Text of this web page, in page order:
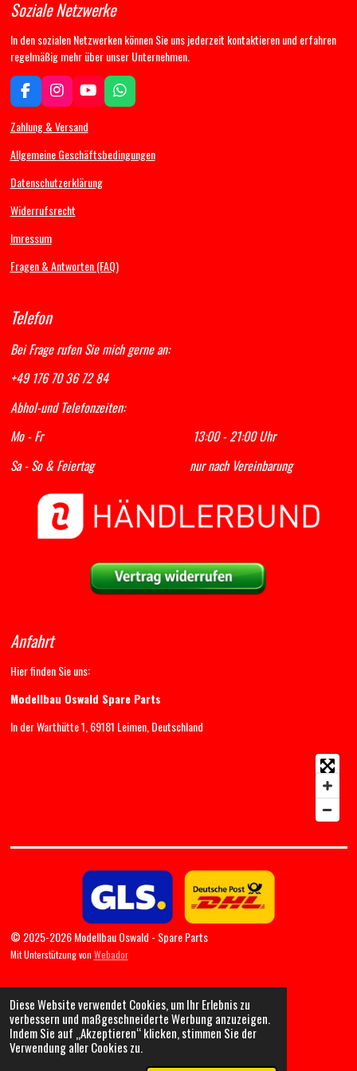
Diese Website verwendet Cookies, um Ihr Erlebnis zu
verbessern und maßgeschneiderte Werbung anzuzeigen.
Indem Sie auf „Akzeptieren“ klicken, stimmen Sie der
Verwendung aller Cookies zu.
Soziale Netzwerke
In den sozialen Netzwerken können Sie uns jederzeit kontaktieren und erfahren
regelmäßig mehr über unser Unternehmen.
F
a
c
b
o
I
n
s
a
r
m
Y
o
u
u
e
W
h
s
Zahlung & Versand
Allgemeine Geschäftsbedingungen
Datenschutzerklärung
Widerrufsrecht
Imressum
Fragen & Antworten (FAQ)
Telefon
Bei Frage rufen Sie mich gerne an:
+49 176 70 36 72 84
Abhol-und Telefonzeiten:
Mo - Fr 13:00 - 21:00 Uhr
Sa - So & Feiertag nur nach Vereinbarung
Anfahrt
Hier finden Sie uns:
Modellbau Oswald Spare Parts
In der Warthütte 1, 69181 Leimen, Deutschland
© 2025-2026 Modellbau Oswald - Spare Parts
Mit Unterstützung von Webador